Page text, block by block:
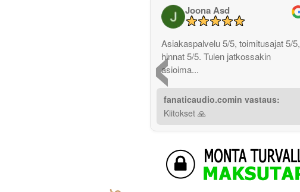
‹
Joona Asd
Asiakaspalvelu 5/5, toimitusajat 5/5,
hinnat 5/5. Tulen jatkossakin
asioima...
fanaticaudio.comin vastaus:
Kiitokset 🙏